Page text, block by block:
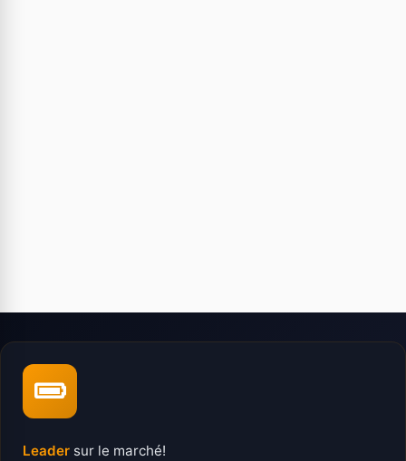
Leader sur le marché!